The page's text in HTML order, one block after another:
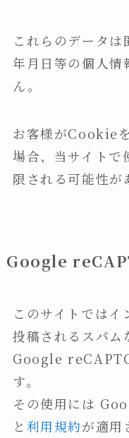
これらのデータ
年月日等の個人情
ん。
お客様がCookie
場合、当サイトで
限される可能性が
Google
このサイトではイ
投稿されるスパム
Google
す。
その使用には
と 利用規約が適用